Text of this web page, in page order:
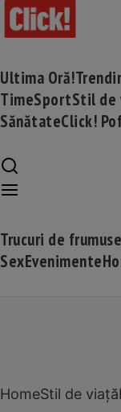
Ultima Oră!
TimeSportStil de
SănătateClick!
Trucuri de
SexEvenimente
HomeStil de viață